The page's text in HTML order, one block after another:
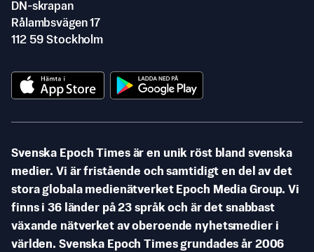
DN-skrapan
Rålambsvägen 17
112 59 Stockholm
Svenska Epoch Times är en unik röst bland svenska
medier. Vi är fristående och samtidigt en del av det
stora globala medienätverket Epoch Media Group. Vi
finns i 36 länder på 23 språk och är det snabbast
växande nätverket av oberoende nyhetsmedier i
världen. Svenska Epoch Times grundades år 2006